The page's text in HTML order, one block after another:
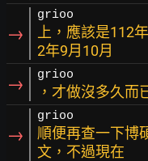
→
grioo
上，應該是112
2年9月10月
→ grioo
，才做沒多久而
→
grioo
順便再查一下博
文，不過現在